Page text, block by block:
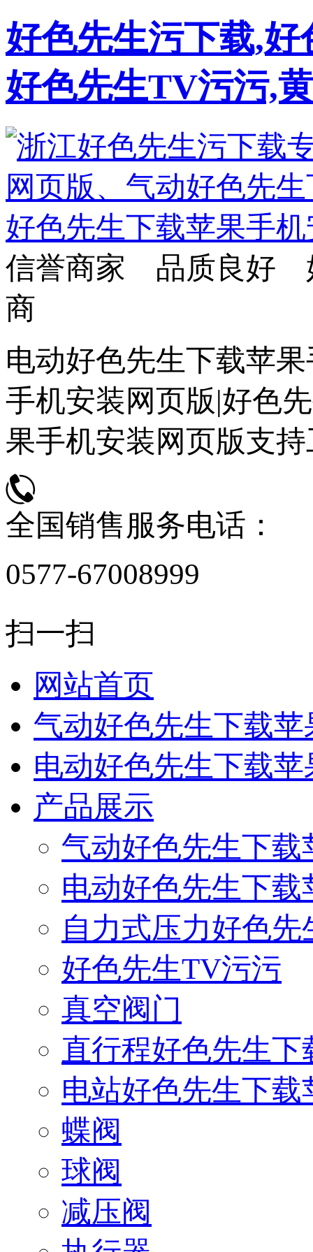
好色先生污下载,
好色先生TV污污,
信誉商家 品质良好
商
电动好色先生下载苹
手机安装网页版|好色
果手机安装网页版支
全国销售服务电话：
0577-67008999
扫一扫
网站首页
气动好色先生下载
电动好色先生下载
产品展示
气动好色先生下
电动好色先生下
自力式压力好色
好色先生TV污污
真空阀门
直行程好色先生
电站好色先生下
蝶阀
球阀
减压阀